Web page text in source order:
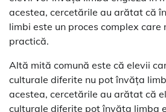
acestea, cercetările au arătat că
limbi este un proces complex care
practică.
Altă mită comună este că elevii
culturale diferite nu pot învăța
acestea, cercetările au arătat că
culturale diferite pot învăța limba